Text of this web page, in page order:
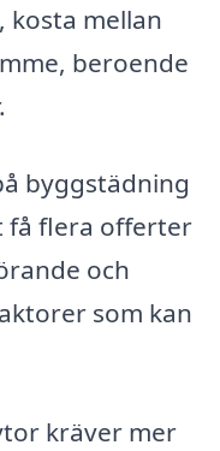
kosta mellan
beroende
byggstädning
få flera offerter
och
som kan
kräver mer